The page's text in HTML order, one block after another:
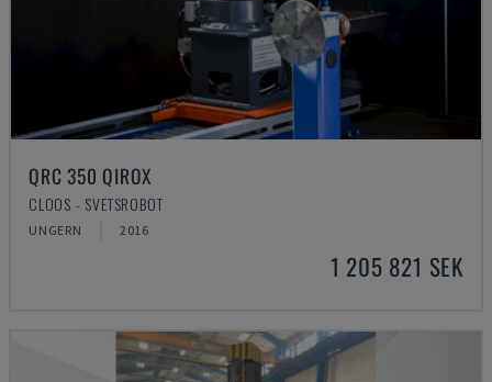
QRC 350 QIROX
CLOOS - SVETSROBOT
UNGERN 2016
1 205 821 SEK